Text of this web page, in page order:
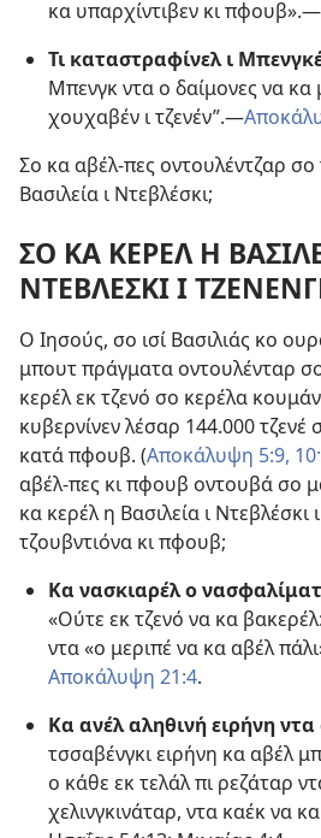
κα υπαρχίντιβεν κι πφουβ».​—
Τι καταστραφίνελ ι
Μπενγκ ντα ο δαίμονες να κα
χουχαβέν ι τζενέν”.​—
Σο κα αβέλ-πες οντουλέντζαρ σο
Βασιλεία ι Ντεβλέσκι;
ΣΟ ΚΑ ΚΕΡΕΛ Η
ΝΤΕΒΛΕΣΚΙ Ι
Ο Ιησούς, σο ισί Βασιλιάς κο
μπουτ πράγματα οντουλένταρ
κερέλ εκ τζενό σο κερέλα
κυβερνίνεν λέσαρ 144.000 τζενέ
κατά πφουβ. (Αποκάλυψη 5:9, 10·
αβέλ-πες κι πφουβ οντουβά σο
κα κερέλ η Βασιλεία ι Ντεβλέσκι
τζουβντιόνα κι πφουβ;
Κα νασκιαρέλ ο
«Ούτε εκ τζενό να κα
ντα «ο μεριπέ να κα αβέλ
Αποκάλυψη 21:4.
Κα ανέλ αληθινή ειρήνη
τσσαβένγκι ειρήνη κα αβέλ
ο κάθε εκ τελάλ πι ρεζάταρ
χελινγκινάταρ, ντα καέκ να